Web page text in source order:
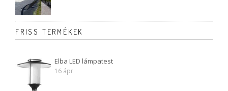
FRISS TERMÉKEK
Elba LED lámpatest
16 ápr